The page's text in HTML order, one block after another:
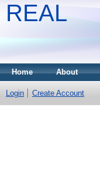
REAL
Home About
Login Create Account